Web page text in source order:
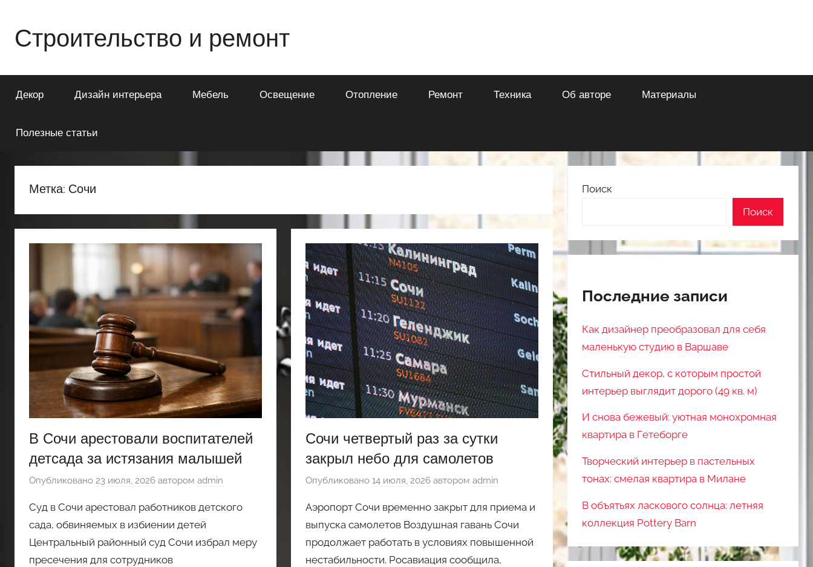
содержимому
Строительство и ремонт
о
строительстве
квартиры
Декор Дизайн интерьера Мебель Освещение Отопление Ремонт Техника Об авторе Материалы
Полезные статьи
Метка: Сочи
В Сочи арестовали воспитателей
детсада за истязания малышей
Опубликовано 23 июля, 2026 автором admin
Суд в Сочи арестовал работников детского
сада, обвиняемых в избиении детей
Центральный районный суд Сочи избрал меру
пресечения для сотрудников
Сочи четвертый раз за сутки
закрыл небо для самолетов
Опубликовано14 июля, 2026 авторомadmin
Аэропорт Сочи временно закрыт для приема и
выпуска самолетов Воздушная гавань Сочи
продолжает работать в условиях повышенной
нестабильности. Росавиация сообщила,
Поиск
Поиск
Последние записи
Как дизайнер преобразовал для себя
маленькую студию в Варшаве
Стильный декор, с которым простой
интерьер выглядит дорого (49 кв. м)
И снова бежевый: уютная монохромная
квартира в Гетеборге
Творческий интерьер в пастельных
тонах: смелая квартира в Милане
В объятьях ласкового солнца: летняя
коллекция Pottery Barn